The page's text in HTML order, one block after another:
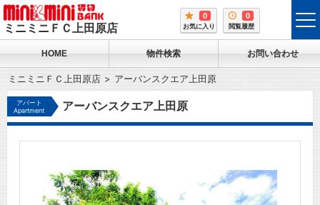
ミニミニＦＣ上田原店
0
お気に入り
0
閲覧履歴
HOME 物件検索 お問い合わせ
ミニミニＦＣ上田原店 アーバンスクエア上田原
アパート
Apartment
アーバンスクエア上田原